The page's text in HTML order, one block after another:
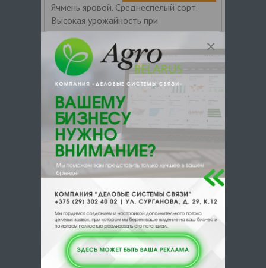
Ячмень яровой. Среднеспелый сорт.
Высокая урожайность при
минимальных затратах, с оптимальным
и стабильным содержанием белка.
Преимущества Устойчивость к
полеганию 4,9 балла; Высокая
устойчивость к болезням; Прибавка
урожайности к контролю - 14%;
Ячмень озимый Дипло
Цена по запросу
+ 375Показать т
елефоны
ЗАКАЗАТЬ